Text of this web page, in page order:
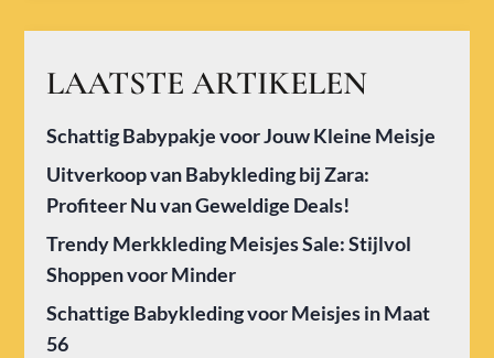
LAATSTE ARTIKELEN
Schattig Babypakje voor Jouw Kleine Meisje
Uitverkoop van Babykleding bij Zara:
Profiteer Nu van Geweldige Deals!
Trendy Merkkleding Meisjes Sale: Stijlvol
Shoppen voor Minder
Schattige Babykleding voor Meisjes in Maat
56